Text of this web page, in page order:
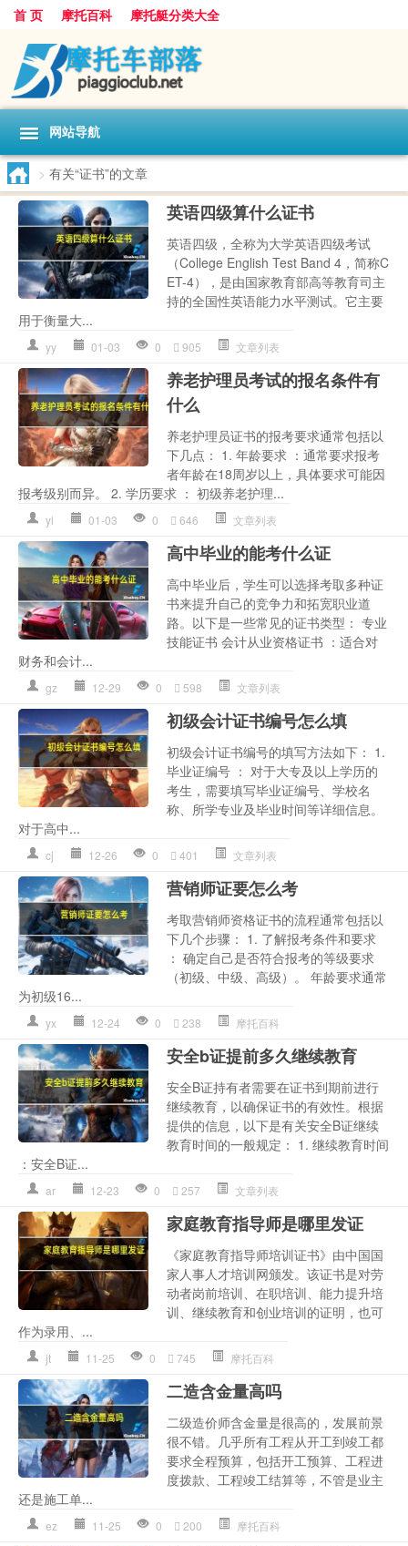
首 页 摩托百科 摩托艇分类大全
网站导航
> 有关“证书”的文章
英语四级算什么证书
英语四级，全称为大学英语四级考试
（College English Test Band 4，简称C
ET-4），是由国家教育部高等教育司主
持的全国性英语能力水平测试。它主要
用于衡量大...
yy 01-03 0 905 文章列表
养老护理员考试的报名条件有
什么
养老护理员证书的报考要求通常包括以
下几点： 1. 年龄要求 ：通常要求报考
者年龄在18周岁以上，具体要求可能因
报考级别而异。 2. 学历要求 ： 初级养老护理...
yl 01-03 0 646 文章列表
高中毕业的能考什么证
高中毕业后，学生可以选择考取多种证
书来提升自己的竞争力和拓宽职业道
路。以下是一些常见的证书类型： 专业
技能证书 会计从业资格证书 ：适合对
财务和会计...
gz 12-29 0 598 文章列表
初级会计证书编号怎么填
初级会计证书编号的填写方法如下： 1.
毕业证编号 ： 对于大专及以上学历的
考生，需要填写毕业证编号、学校名
称、所学专业及毕业时间等详细信息。
对于高中...
cj 12-26 0 401 文章列表
营销师证要怎么考
考取营销师资格证书的流程通常包括以
下几个步骤： 1. 了解报考条件和要求
： 确定自己是否符合报考的等级要求
（初级、中级、高级）。 年龄要求通常
为初级16...
yx 12-24 0 238 摩托百科
安全b证提前多久继续教育
安全B证持有者需要在证书到期前进行
继续教育，以确保证书的有效性。根据
提供的信息，以下是有关安全B证继续
教育时间的一般规定： 1. 继续教育时间
：安全B证...
ar 12-23 0 257 文章列表
家庭教育指导师是哪里发证
《家庭教育指导师培训证书》由中国国
家人事人才培训网颁发。该证书是对劳
动者岗前培训、在职培训、能力提升培
训、继续教育和创业培训的证明，也可
作为录用、...
jt 11-25 0 745 摩托百科
二造含金量高吗
二级造价师含金量是很高的，发展前景
很不错。几乎所有工程从开工到竣工都
要求全程预算，包括开工预算、工程进
度拨款、工程竣工结算等，不管是业主
还是施工单...
ez 11-25 0 200 摩托百科